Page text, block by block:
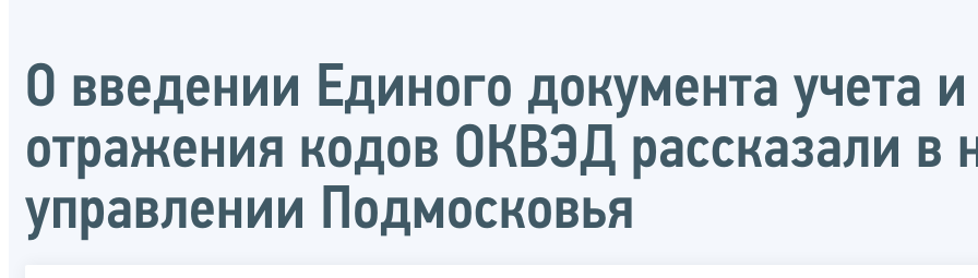
О введении Единого документа учета
отражения кодов ОКВЭД рассказали в
управлении Подмосковья